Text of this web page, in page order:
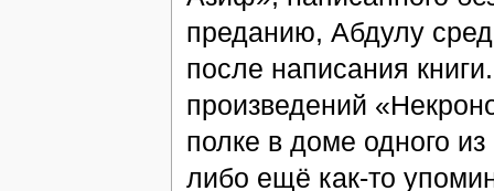
преданию, Абдулу
после написания
произведений
полке в доме одного
либо ещё как-то